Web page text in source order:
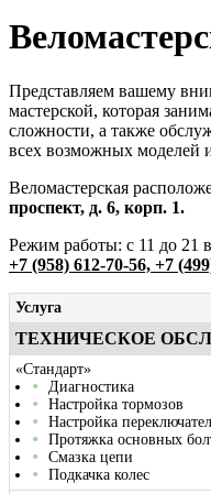
Представляем вашему
мастерской, которая
сложности, а также
всех возможных моделей
Веломастерская
проспект, д. 6, корп. 1.
Режим работы: с 11 до 21
+7 (958) 612-70-56, +7
Услуга
ТЕХНИЧЕСКОЕ
«Стандарт»
Диагностика
Настройка тормозов
Настройка
Протяжка основных
Смазка цепи
Подкачка колес